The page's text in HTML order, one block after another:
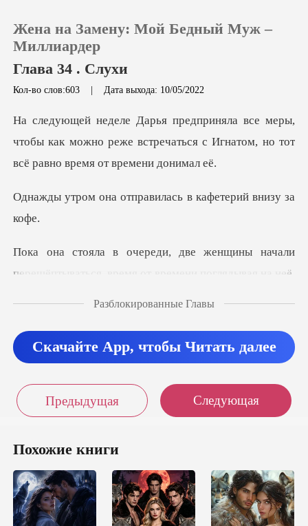
Пополнить
Жена на Замену: Мой Бедный Муж –
Миллиардер
Глава 34 . Слухи
Кол-во слов:603 | Дата выхода: 10/05/2022
ы,
чтобы как можно реже встречаться с Игнатом
отправилась в кафе
ешёптываться, время от времени поглядывая на неё.
Разблокированные Главы
Скачайте App, чтобы Читать далее
Предыдущая Следующая
Похожие книги